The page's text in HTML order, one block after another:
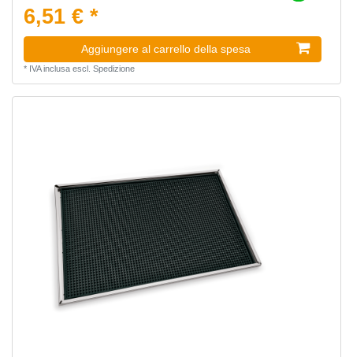
6,51 € *
Aggiungere al carrello della spesa
* IVA inclusaescl. Spedizione